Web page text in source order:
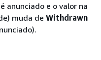
anunciado e o valor na
muda de Withdrawn